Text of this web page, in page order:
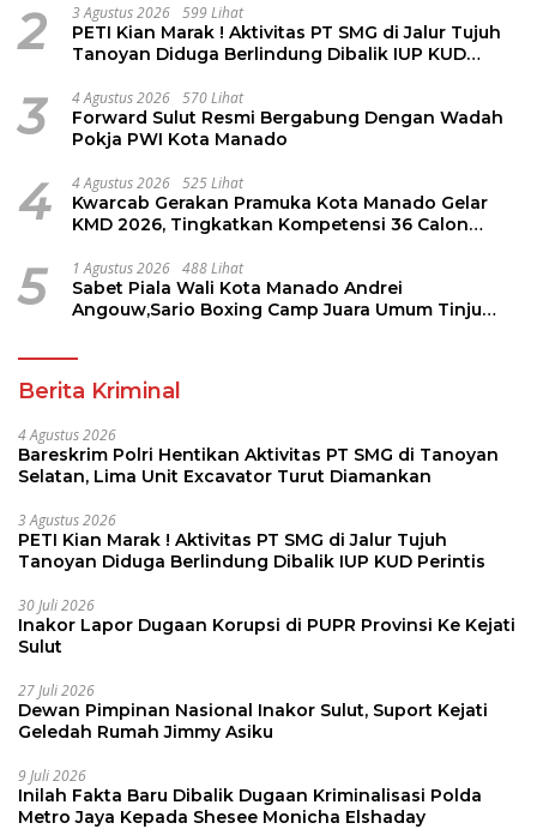
2 3 Agustus 2026 599 Lihat
PETI Kian Marak ! Aktivitas PT SMG di Jalur Tujuh
Tanoyan Diduga Berlindung Dibalik IUP KUD
3 4 Agustus 2026 570 Lihat
Forward Sulut Resmi Bergabung Dengan Wadah
Pokja PWI Kota Manado
4 4 Agustus 2026 525 Lihat
Kwarcab Gerakan Pramuka Kota Manado Gelar
KMD 2026, Tingkatkan Kompetensi 36 Calon
5 1 Agustus 2026 488 Lihat
Sabet Piala Wali Kota Manado Andrei
Angouw,Sario Boxing Camp Juara Umum Tinju
Berita Kriminal
4 Agustus 2026
Bareskrim Polri Hentikan Aktivitas PT SMG di Tanoyan
Selatan, Lima Unit Excavator Turut Diamankan
3 Agustus 2026
PETI Kian Marak ! Aktivitas PT SMG di Jalur Tujuh
Tanoyan Diduga Berlindung Dibalik IUP KUD Perintis
30 Juli 2026
Inakor Lapor Dugaan Korupsi di PUPR Provinsi Ke Kejati
Sulut
27 Juli 2026
Dewan Pimpinan Nasional Inakor Sulut, Suport Kejati
Geledah Rumah Jimmy Asiku
9 Juli 2026
Inilah Fakta Baru Dibalik Dugaan Kriminalisasi Polda
Metro Jaya Kepada Shesee Monicha Elshaday